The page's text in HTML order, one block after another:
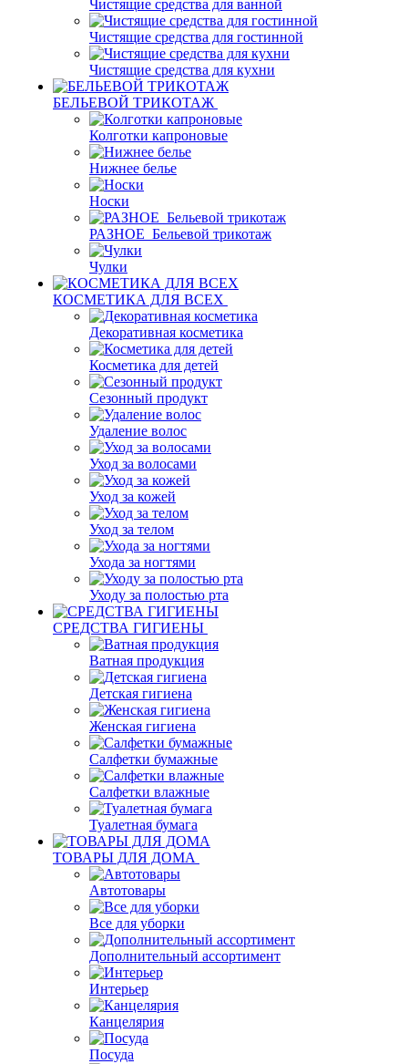
Чистящие средства для ванной
Чистящие средства для гостинной
Чистящие средства для кухни
БЕЛЬЕВОЙ ТРИКОТАЖ
Колготки капроновые
Нижнее белье
Носки
РАЗНОЕ_Бельевой трикотаж
Чулки
КОСМЕТИКА ДЛЯ ВСЕХ
Декоративная косметика
Косметика для детей
Сезонный продукт
Удаление волос
Уход за волосами
Уход за кожей
Уход за телом
Ухода за ногтями
Уходу за полостью рта
СРЕДСТВА ГИГИЕНЫ
Ватная продукция
Детская гигиена
Женская гигиена
Салфетки бумажные
Салфетки влажные
Туалетная бумага
ТОВАРЫ ДЛЯ ДОМА
Автотовары
Все для уборки
Дополнительный ассортимент
Интерьер
Канцелярия
Посуда